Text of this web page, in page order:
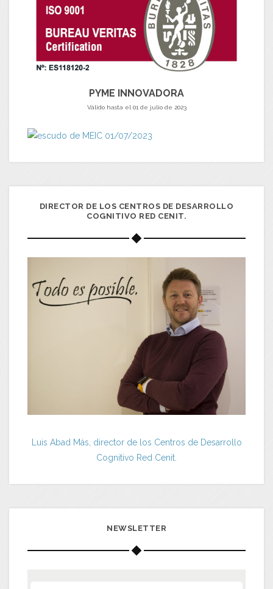
PYME INNOVADORA
Válido hasta el 01 de julio de 2023
DIRECTOR DE LOS CENTROS DE DESARROLLO
COGNITIVO RED CENIT.
Luis Abad Más, director de los Centros de Desarrollo
Cognitivo Red Cenit.
NEWSLETTER